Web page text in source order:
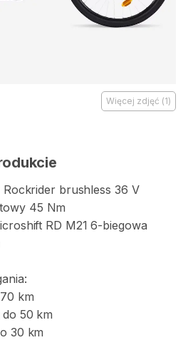
Więcej zdjęć (1)
Rockrider brushless 36 V
45 Nm
RD M21 6-biegowa
70 km
do 50 km
30 km